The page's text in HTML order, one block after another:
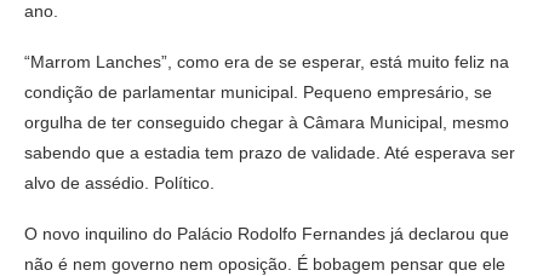
ano.
“Marrom Lanches”, como era de se esperar, está muito feliz na
condição de parlamentar municipal. Pequeno empresário, se
orgulha de ter conseguido chegar à Câmara Municipal, mesmo
sabendo que a estadia tem prazo de validade. Até esperava ser
alvo de assédio. Político.
O novo inquilino do Palácio Rodolfo Fernandes já declarou que
não é nem governo nem oposição. É bobagem pensar que ele